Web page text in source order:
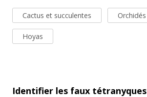
Cactus et succulentes Orchidés
Hoyas
Identifier les faux tétranyques